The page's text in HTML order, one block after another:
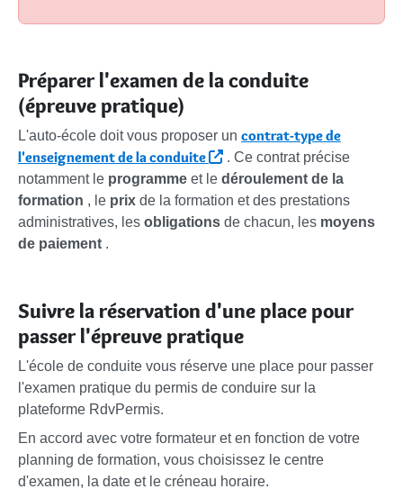
Préparer l'examen de la conduite
(épreuve pratique)
L'auto-école doit vous proposer un contrat-type de
l'enseignement de la conduite
. Ce contrat précise
notamment le programme et le déroulement de la
formation , le prix de la formation et des prestations
administratives, les obligations de chacun, les moyens
de paiement .
Suivre la réservation d'une place pour
passer l'épreuve pratique
L'école de conduite vous réserve une place pour passer
l'examen pratique du permis de conduire sur la
plateforme RdvPermis.
En accord avec votre formateur et en fonction de votre
planning de formation, vous choisissez le centre
d'examen, la date et le créneau horaire.